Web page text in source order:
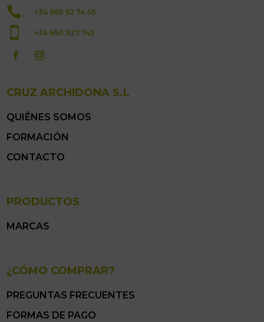
 +34 965 92 74 45
+34 650 927 745
CRUZ ARCHIDONA S.L
QUIÉNES SOMOS
FORMACIÓN
CONTACTO
PRODUCTOS
MARCAS
¿CÓMO COMPRAR?
PREGUNTAS FRECUENTES
FORMAS DE PAGO